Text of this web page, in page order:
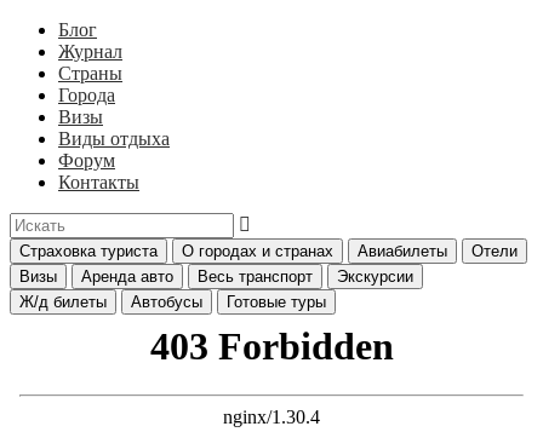
Блог
Журнал
Страны
Города
Визы
Виды отдыха
Форум
Контакты
Страховка туриста О городах и странах Авиабилеты
Отели
Визы
Аренда авто Весь транспорт
Экскурсии
Ж/д билеты
Автобусы Готовые туры